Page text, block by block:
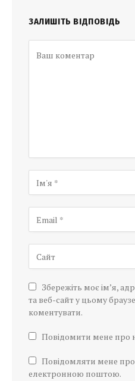
ЗАЛИШІТЬ ВІДПОВІДЬ
Збережіть моє ім’я,
та веб-сайт у цьому
коментувати.
Повідомити мене про
Повідомляти мене про
електронною поштою.